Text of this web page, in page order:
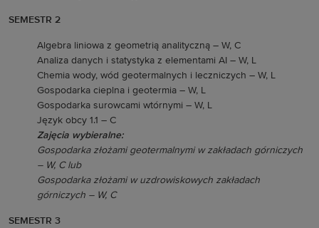
SEMESTR 2
Algebra liniowa z geometrią analityczną – W, C
Analiza danych i statystyka z elementami AI – W, L
Chemia wody, wód geotermalnych i leczniczych – W, L
Gospodarka cieplna i geotermia – W, L
Gospodarka surowcami wtórnymi – W, L
Język obcy 1.1 – C
Zajęcia wybieralne:
Gospodarka złożami geotermalnymi w zakładach górniczych
– W, C lub
Gospodarka złożami w uzdrowiskowych zakładach
górniczych – W, C
SEMESTR 3